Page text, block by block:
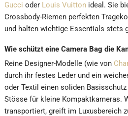
Gucci oder Louis Vuitton ideal. Sie
Crossbody-Riemen perfekten
und halten wichtige Essentials stets
Wie schützt eine Camera Bag die
Reine Designer-Modelle (wie von
durch ihr festes Leder und ein
oder Textil einen soliden
Stösse für kleine Kompaktkameras.
transportiert, greift im Luxusbereich